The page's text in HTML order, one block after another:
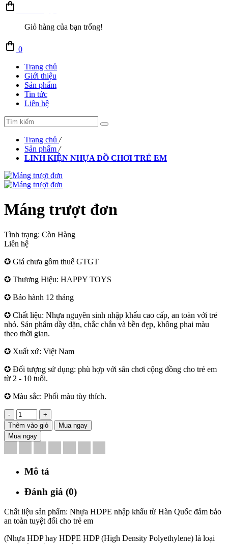
Giỏ hàng của bạn trống!
0
Trang chủ
Giới thiệu
Sản phẩm
Tin tức
Liên hệ
Trang chủ /
Sản phẩm /
LINH KIỆN NHỰA ĐỒ CHƠI TRẺ EM
Máng trượt đơn
Tình trạng: Còn Hàng
Liên hệ
✪ Giá chưa gồm thuế GTGT
✪ Thương Hiệu: HAPPY TOYS
✪ Bảo hành 12 tháng
✪ Chất liệu: Nhựa nguyên sinh nhập khẩu cao cấp, an toàn với trẻ
nhỏ. Sản phẩm dầy dặn, chắc chắn và bền đẹp, không phai màu
theo thời gian.
✪ Xuất xứ: Việt Nam
✪ Đối tượng sử dụng: phù hợp với sân chơi cộng đồng cho trẻ em
từ 2 - 10 tuổi.
✪ Màu sắc: Phối màu tùy thích.
-
+
Thêm vào giỏ
Mua ngay
Mua ngay
Mô tả
Đánh giá (0)
Chất liệu sản phẩm: Nhựa HDPE nhập khẩu từ Hàn Quốc đảm bảo
an toàn tuyệt đối cho trẻ em
(Nhựa HDP hay HDPE HDP (High Density Polyethylene) là loại